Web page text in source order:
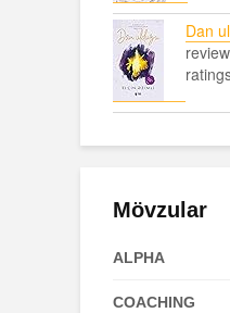
Dan
Mövzular
ALPHA
COACHING